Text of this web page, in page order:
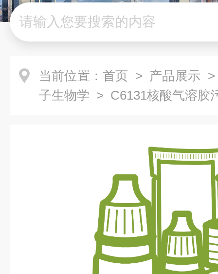
当前位置： 首页 > 产品展示
子生物学 > C6131核酸气溶胶